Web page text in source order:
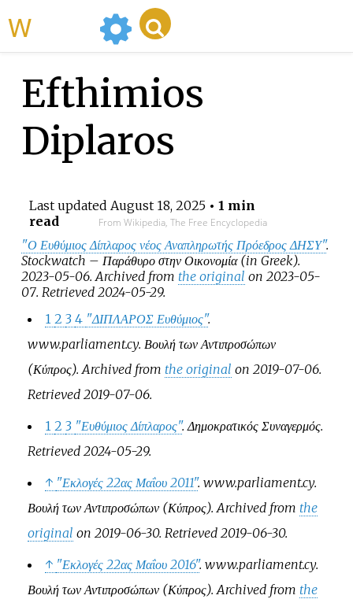
Efthimios
Diplaros
Last updated August 18, 2025• 1 min
read
From Wikipedia, The Free Encyclopedia
"Ο Ευθύμιος Δίπλαρος νέος Αναπληρωτής Πρόεδρος ΔΗΣΥ".
Stockwatch – Παράθυρο στην Οικονομία(in Greek).
2023-05-06. Archived from the original on 2023-05-
07. Retrieved 2024-05-29.
1 2 3 4 "ΔΙΠΛΑΡΟΣ Ευθύμιος".
www.parliament.cy. Βουλή των Αντιπροσώπων
(Κύπρος). Archived from the original on 2019-07-06.
Retrieved 2019-07-06.
1 2 3 "Ευθύμιος Δίπλαρος".Δημοκρατικός Συναγερμός.
Retrieved 2024-05-29.
↑ "Εκλογές 22ας Μαΐου 2011". www.parliament.cy.
Βουλή των Αντιπροσώπων (Κύπρος). Archived from the
original on 2019-06-30. Retrieved 2019-06-30.
↑ "Εκλογές 22ας Μαΐου 2016". www.parliament.cy.
Βουλή των Αντιπροσώπων (Κύπρος). Archived from the